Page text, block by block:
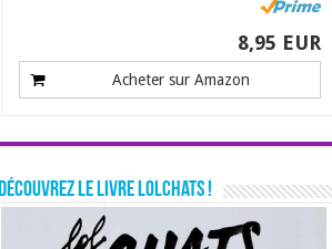
8,95 EUR
Acheter sur Amazon
Découvrez le livre LolChats !